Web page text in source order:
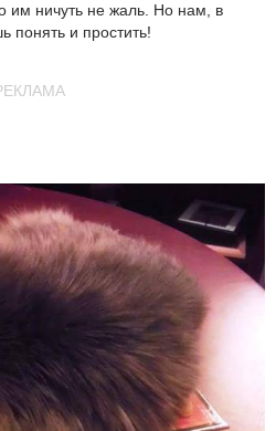
им ничуть не жаль. Но нам, в
понять и простить!